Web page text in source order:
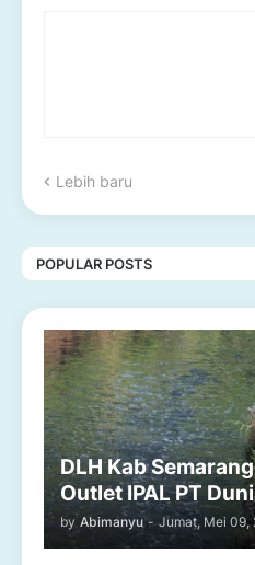
Lebih baru
POPULAR POSTS
DLH Kab
Outlet IPAL PT
by Abimanyu - Jumat, Mei 09,